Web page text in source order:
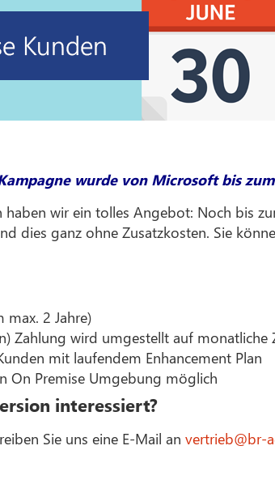
Kampagne wurde von Microsoft bis
haben wir ein tolles Angebot: Noch bis
dies ganz ohne Zusatzkosten. Sie
2 Jahre)
Zahlung wird umgestellt auf
mit laufendem Enhancement Plan
On Premise Umgebung möglich
interessiert?
Sie uns eine E-Mail an vertrieb@br-